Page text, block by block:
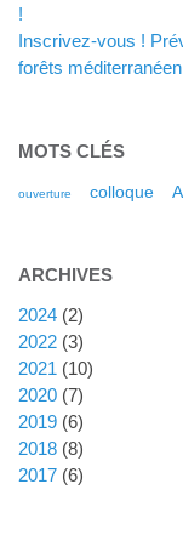
!
Inscrivez-vous !
forêts
MOTS CLÉS
ouverture colloque
ARCHIVES
2024 (2)
2022 (3)
2021 (10)
2020 (7)
2019 (6)
2018 (8)
2017 (6)